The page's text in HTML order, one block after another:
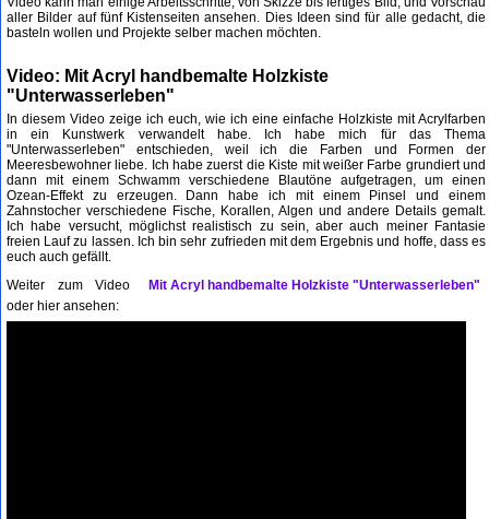
aller Bilder auf fünf Kistenseiten ansehen. Dies Ideen sind für alle gedacht, die
basteln wollen und Projekte selber machen möchten.
Video: Mit Acryl handbemalte Holzkiste
"Unterwasserleben"
In diesem Video zeige ich euch, wie ich eine einfache Holzkiste mit Acrylfarben
in ein Kunstwerk verwandelt habe. Ich habe mich für das Thema
"Unterwasserleben" entschieden, weil ich die Farben und Formen der
Meeresbewohner liebe. Ich habe zuerst die Kiste mit weißer Farbe grundiert und
dann mit einem Schwamm verschiedene Blautöne aufgetragen, um einen
Ozean-Effekt zu erzeugen. Dann habe ich mit einem Pinsel und einem
Zahnstocher verschiedene Fische, Korallen, Algen und andere Details gemalt.
Ich habe versucht, möglichst realistisch zu sein, aber auch meiner Fantasie
freien Lauf zu lassen. Ich bin sehr zufrieden mit dem Ergebnis und hoffe, dass es
euch auch gefällt.
Weiter zum Video
Mit Acryl handbemalte Holzkiste "Unterwasserleben"
oder hier ansehen: